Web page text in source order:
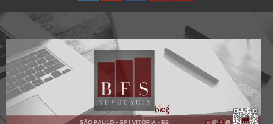
Qualidade
de
Segurado
(INSS)
Tempo
de
Contribuição